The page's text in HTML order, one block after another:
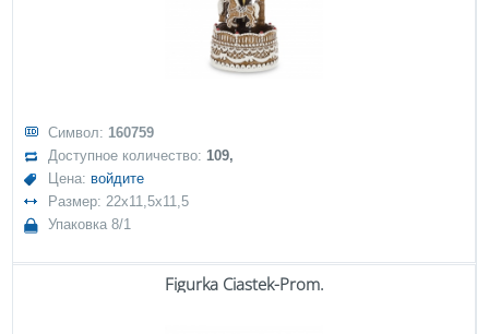
Символ: 160759
Доступное количество:109,
Цена: войдите
Размер: 22x11,5x11,5
Упаковка 8/1
Figurka Ciastek-Prom.